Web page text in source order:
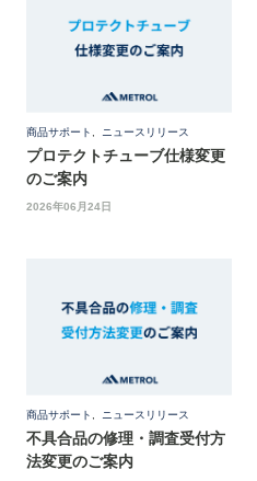
商品サポート ニュースリリース
プロテクトチューブ仕様変更
のご案内
2026年06月24日
商品サポート ニュースリリース
不具合品の修理・調査受付方
法変更のご案内